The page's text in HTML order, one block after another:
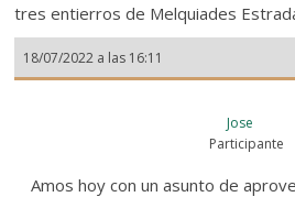
tres entierros de Melquiades
18/07/2022 a las 16:11
Jose
Participante
Amos hoy con un asunto de